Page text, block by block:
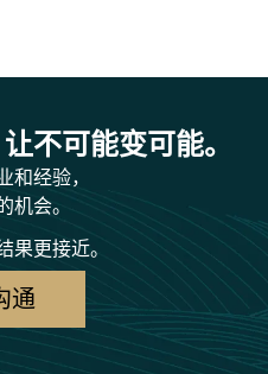
不可能变可能。
经验，
会。
更接近。
通